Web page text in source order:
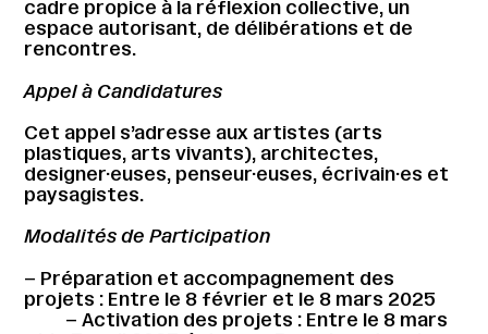
cadre propice à la réflexion collective, un
espace autorisant, de délibérations et de
rencontres.
Appel à Candidatures
Cet appel s’adresse aux artistes (arts
plastiques, arts vivants), architectes,
designer·euses, penseur·euses, écrivain·es et
paysagistes.
Modalités de Participation
– Préparation et accompagnement des
projets : Entre le 8 février et le 8 mars 2025
– Activation des projets : Entre le 8 mars